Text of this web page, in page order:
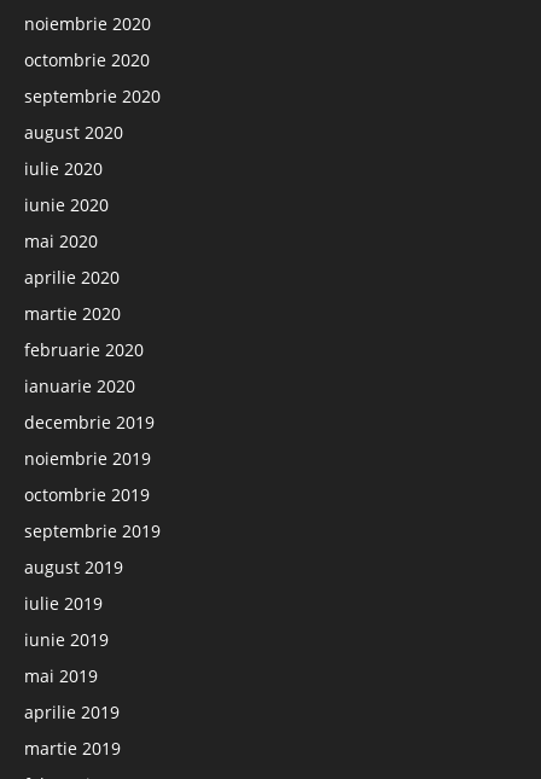
noiembrie 2020
octombrie 2020
septembrie 2020
august 2020
iulie 2020
iunie 2020
mai 2020
aprilie 2020
martie 2020
februarie 2020
ianuarie 2020
decembrie 2019
noiembrie 2019
octombrie 2019
septembrie 2019
august 2019
iulie 2019
iunie 2019
mai 2019
aprilie 2019
martie 2019